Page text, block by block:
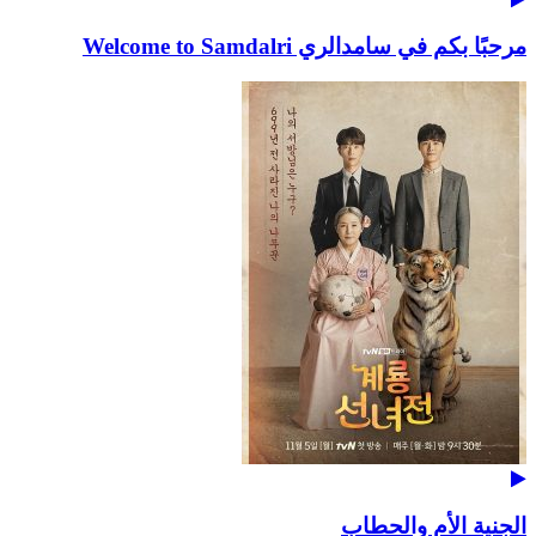
مرحبًا بكم في سامدالري Welcome to Samdalri
الجنية الأم والحطاب